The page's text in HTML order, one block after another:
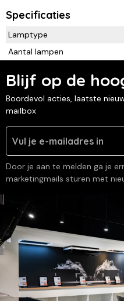
Specificaties
Lamptype
Aantal lampen
Blijf op de
Boordevol acties, laatste
mailbox
Door je aan te melden ga je
marketingmails sturen met